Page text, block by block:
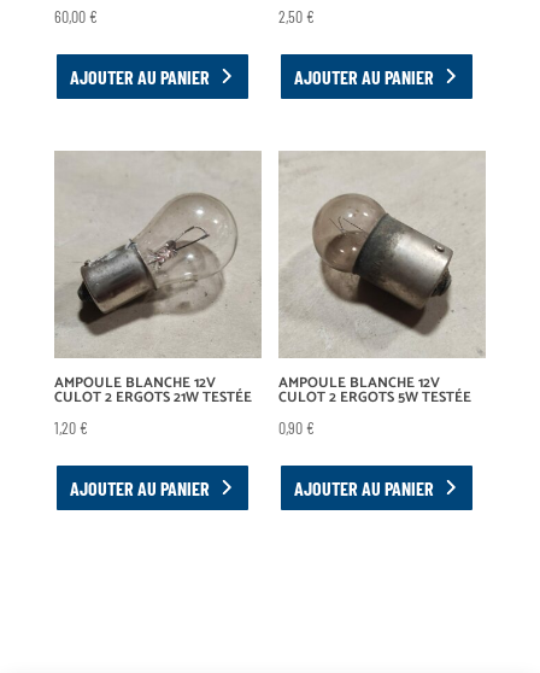
60,00€
AJOUTER AU PANIER
2,50€
AJOUTER AU PANIER
AMPOULE BLANCHE 12V
CULOT 2 ERGOTS 21W TESTÉE
1,20€
AJOUTER AU PANIER
AMPOULE BLANCHE 12V
CULOT 2 ERGOTS 5W TESTÉE
0,90€
AJOUTER AU PANIER